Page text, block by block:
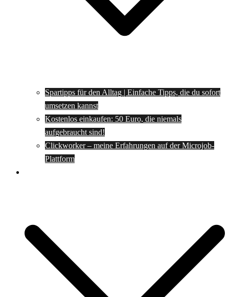
Spartipps für den Alltag | Einfache Tipps, die du sofort
umsetzen kannst
Kostenlos einkaufen: 50 Euro, die niemals
aufgebraucht sind!
Clickworker – meine Erfahrungen auf der Microjob-
Plattform